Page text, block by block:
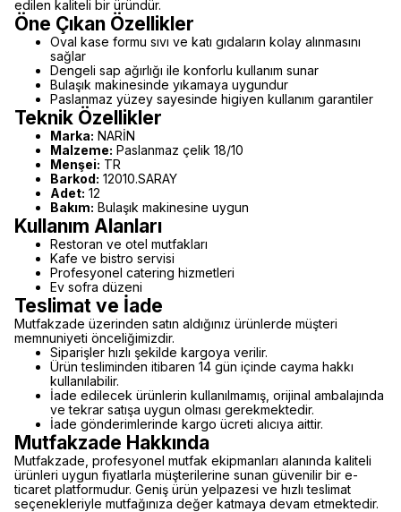
edilen kaliteli bir üründür.
Öne Çıkan Özellikler
Oval kase formu sıvı ve katı gıdaların kolay alınmasını
sağlar
Dengeli sap ağırlığı ile konforlu kullanım sunar
Bulaşık makinesinde yıkamaya uygundur
Paslanmaz yüzey sayesinde higiyen kullanım garantiler
Teknik Özellikler
Marka: NARİN
Malzeme: Paslanmaz çelik 18/10
Menşei: TR
Barkod: 12010.SARAY
Adet: 12
Bakım: Bulaşık makinesine uygun
Kullanım Alanları
Restoran ve otel mutfakları
Kafe ve bistro servisi
Profesyonel catering hizmetleri
Ev sofra düzeni
Teslimat ve İade
Mutfakzade üzerinden satın aldığınız ürünlerde müşteri
memnuniyeti önceliğimizdir.
Siparişler hızlı şekilde kargoya verilir.
Ürün tesliminden itibaren 14 gün içinde cayma hakkı
kullanılabilir.
İade edilecek ürünlerin kullanılmamış, orijinal ambalajında
ve tekrar satışa uygun olması gerekmektedir.
İade gönderimlerinde kargo ücreti alıcıya aittir.
Mutfakzade Hakkında
Mutfakzade, profesyonel mutfak ekipmanları alanında kaliteli
ürünleri uygun fiyatlarla müşterilerine sunan güvenilir bir e-
ticaret platformudur. Geniş ürün yelpazesi ve hızlı teslimat
seçenekleriyle mutfağınıza değer katmaya devam etmektedir.